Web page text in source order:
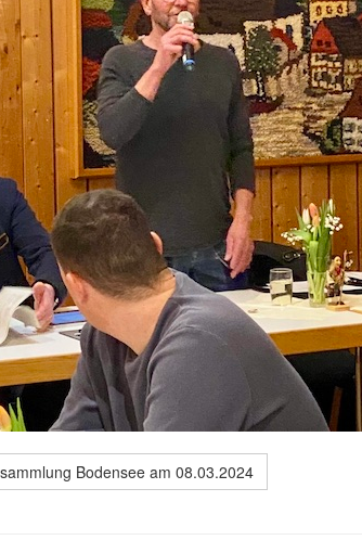
Bodensee am 08.03.2024